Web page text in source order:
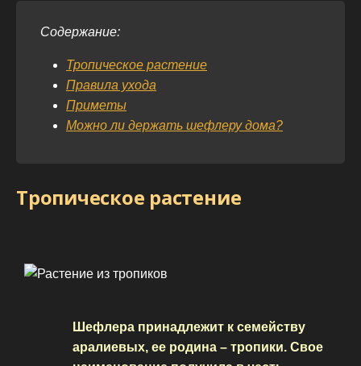
Содержание:
Тропическое растение
Правила ухода
Приметы
Можно ли держать шефлеру дома?
Тропическое растение
Шефлера принадлежит к семейству
аралиевых, ее родина – тропики. Свое